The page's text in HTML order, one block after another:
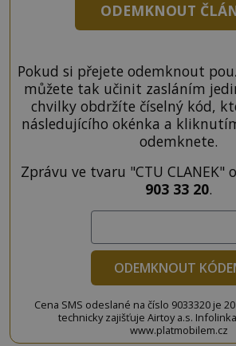
ODEMKNOUT
Pokud si přejete odemknout
můžete tak učinit zasláním
chvilky obdržíte číselný kód,
následujícího okénka a
odemknete.
Zprávu ve tvaru "CTU CLANEK"
903 33 20.
ODEMKNOUT
Cena SMS odeslané na číslo 9033320 je 20
technicky zajišťuje Airtoy a.s.
www.platmobilem.cz